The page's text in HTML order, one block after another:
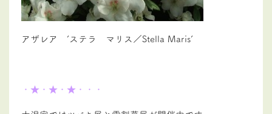
アザレア ’ステラ マリス／Stella Maris’
・★・★・★・・・